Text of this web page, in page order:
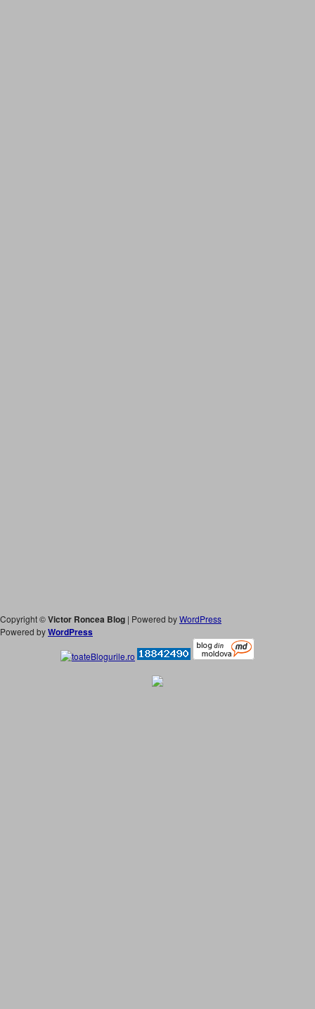
Copyright ©Victor Roncea Blog | Powered byWordPress
Powered byWordPress